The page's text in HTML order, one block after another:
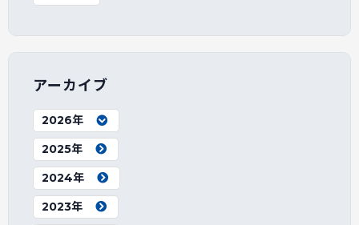
アーカイブ
2026年
2025年
2024年
2023年